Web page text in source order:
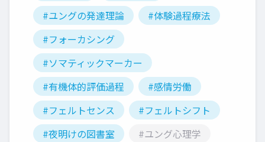
#ユングの発達理論
#体験過程療法
#フォーカシング
#ソマティックマーカー
#有機体的評価過程
#感情労働
#フェルトセンス
#フェルトシフト
#夜明けの図書室
#ユング心理学